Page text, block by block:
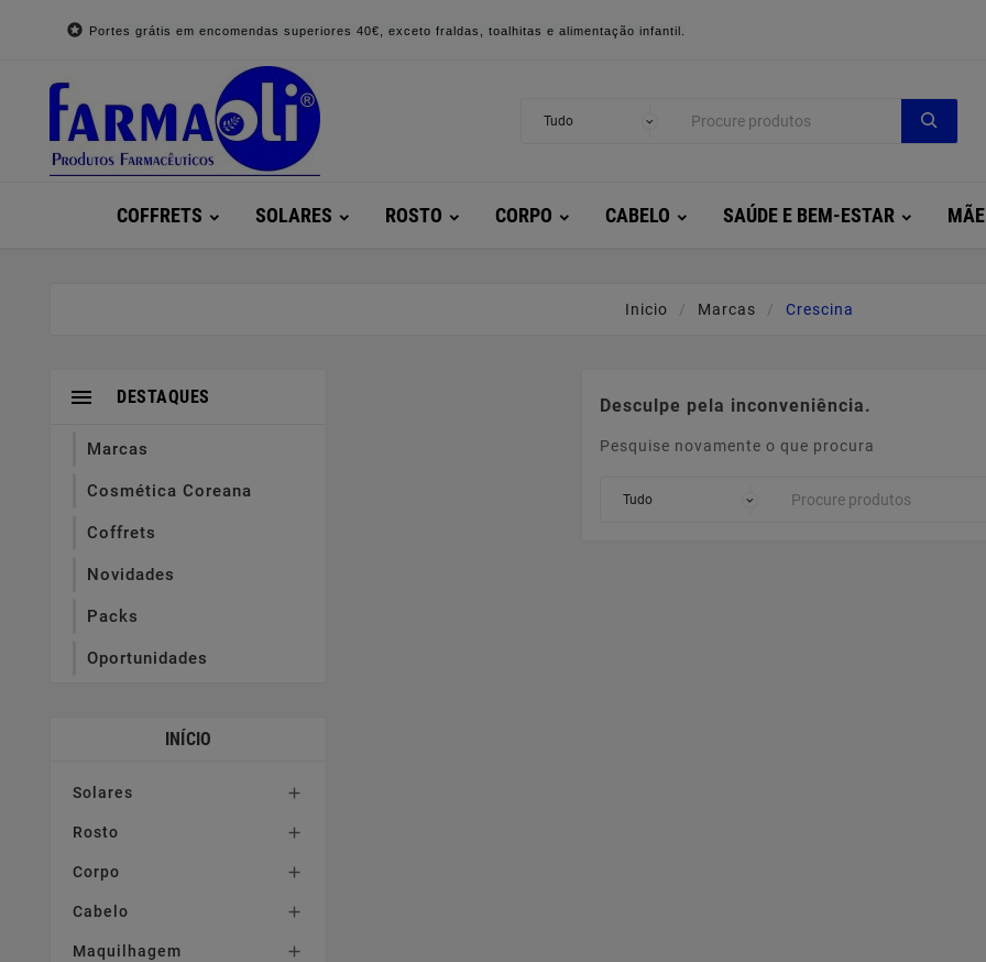
 Portes grátis em encomendas superiores 40€, exceto fraldas, toalhitas e alimentação infantil.
COFFRETS SOLARES ROSTO CORPO CABELO SAÚDE E BEM-ESTAR
Inicio Marcas Crescina
DESTAQUES

Marcas
Cosmética Coreana
Coffrets
Novidades
Packs
Oportunidades
INÍCIO
Solares 
Rosto 
Corpo 
Cabelo 
Maquilhagem 
Desculpe pela inconveniência.
Pesquise novamente o que procura